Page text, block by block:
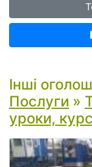
Інші
Послуги »
уроки,